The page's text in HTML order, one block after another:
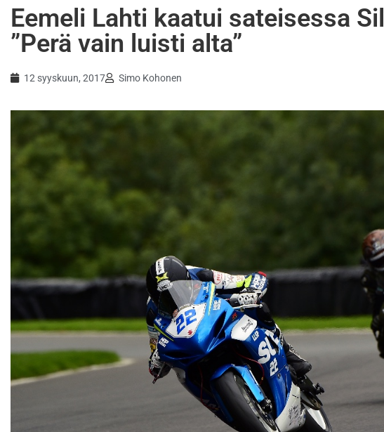
Eemeli Lahti kaatui sateisessa
”Perä vain luisti alta”
12 syyskuun, 2017 Simo Kohonen